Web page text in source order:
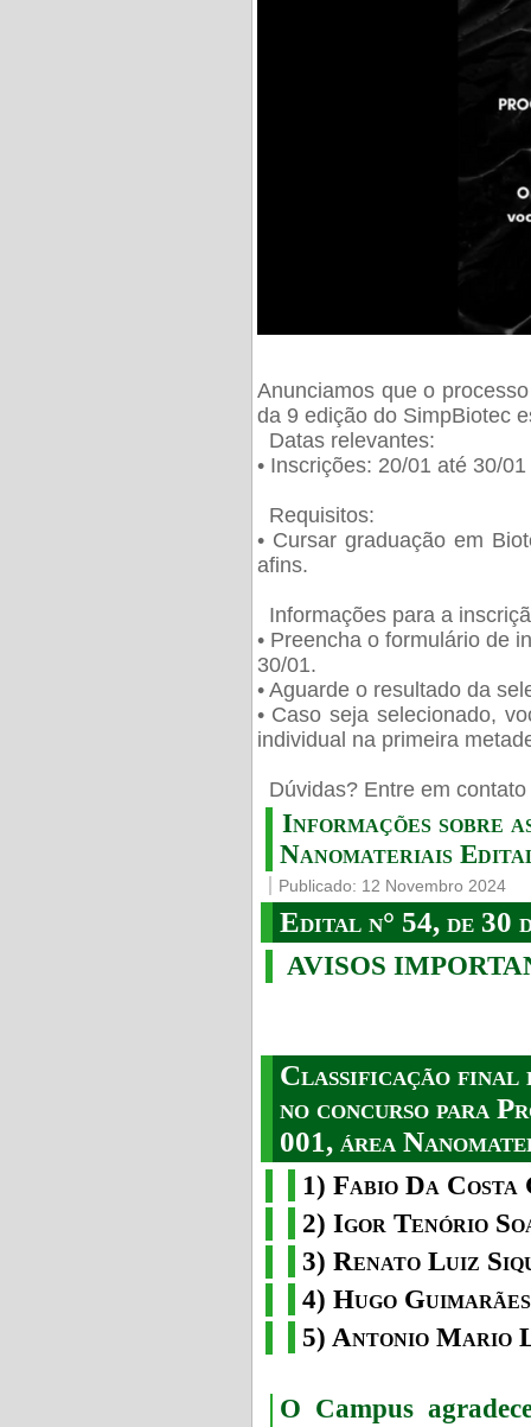
Anunciamos que o
da 9 edição do SimpBiotec
Datas relevantes:
• Inscrições: 20/01 até 30/01
Requisitos:
• Cursar graduação em
afins.
Informações para a
• Preencha o formulário de
30/01.
• Aguarde o resultado da
• Caso seja selecionado,
individual na primeira
Dúvidas? Entre em
Informações sobre
Nanomateriais
Publicado: 12 Novembro 2024
Edital n° 54, de 30
AVISOS
Classificação final
no concurso para
001, área
1) Fabio Da
2) Igor Tenório
3) Renato Luiz
4) Hugo
5) Antonio Mario
O Campus